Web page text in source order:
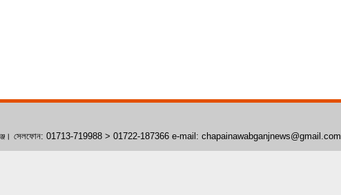
সেলফোন: 01713-719988 > 01722-187366 e-mail: chapainawabganjnews@gmail.com